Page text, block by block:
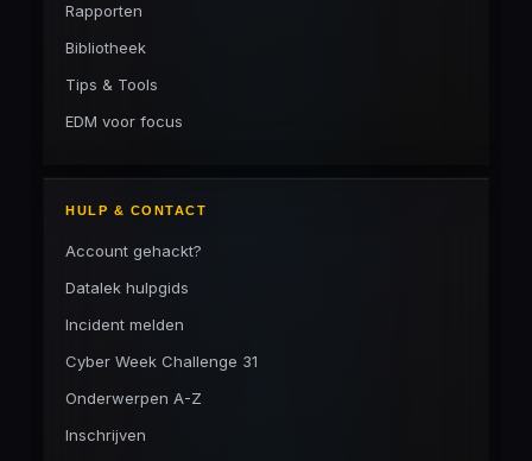
Rapporten
Bibliotheek
Tips & Tools
EDM voor focus
HULP & CONTACT
Account gehackt?
Datalek hulpgids
Incident melden
Cyber Week Challenge 31
Onderwerpen A-Z
Inschrijven